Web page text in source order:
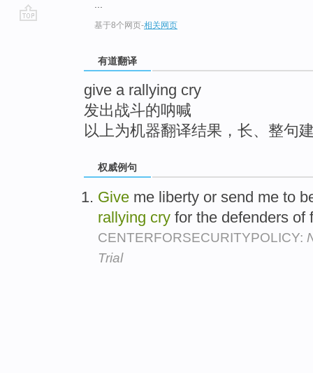
基于8个网页-相关网页
有道翻译
give a rallying cry
发出战斗的呐喊
以上为机器翻译结果，长、整句
权威例句
Give me liberty or send me to
rallying cry for the defenders of
CENTERFORSECURITYPOLICY:
Trial